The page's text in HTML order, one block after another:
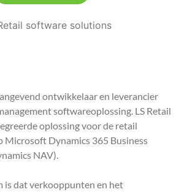
ontwikkelaar en leverancier
softwareoplossing. LS Retail
oplossing voor de retail
Microsoft Dynamics 365 Business
NAV).
is dat verkooppunten en het